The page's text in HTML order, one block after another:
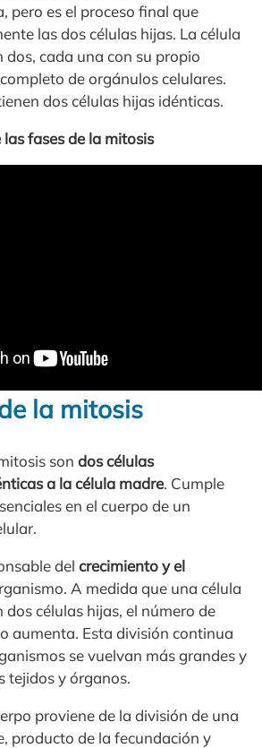
pero es el proceso final que
las dos células hijas. La célula
dos, cada una con su propio
de orgánulos celulares.
dos células hijas idénticas.
fases de la mitosis
la mitosis
son dos células
a la célula madre. Cumple
en el cuerpo de un
del crecimiento y el
A medida que una célula
dos células hijas, el número de
aumenta. Esta división continua
se vuelvan más grandes y
tejidos y órganos.
proviene de la división de una
producto de la fecundación y